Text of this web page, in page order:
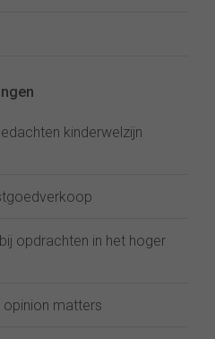
kinderwelzijn
opdrachten in het hoger
opinion matters